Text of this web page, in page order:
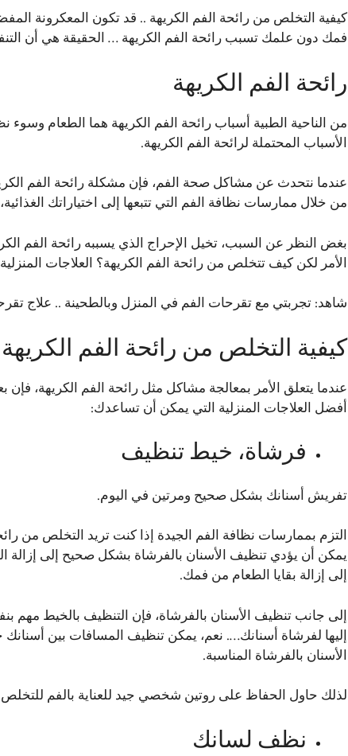
كيفية التخلص من رائحة الفم الكريهة .. قد تكون المعكرونة
فمك دون علمك تسبب رائحة الفم الكريهة … الحقيقة هي أن
رائحة الفم الكريهة
من الناحية الطبية أسباب رائحة الفم الكريهة هما الطعام
الأسباب المحتملة لرائحة الفم الكريهة.
عندما نتحدث عن مشاكل صحة الفم، فإن مشكلة رائحة الفم
من خلال ممارسات نظافة الفم التي تتبعها إلى اختياراتك
بغض النظر عن السبب، تخيل الإحراج الذي يسببه رائحة الفم
الأمر لكن كيف تتخلص من رائحة الفم الكريهة؟ العلاجات
شاهد:تجربتي مع تقرحات الفم في المنزل وبالطحينة .. علاج
كيفية التخلص من رائحة الفم الكريهة
عندما يتعلق الأمر بمعالجة مشاكل مثل رائحة الفم الكريهة،
أفضل العلاجات المنزلية التي يمكن أن تساعدك:
فرشاة، خيط تنظيف
تفريش أسنانك بشكل صحيح ومرتين في اليوم.
التزم بممارسات نظافة الفم الجيدة إذا كنت تريد التخلص من
يمكن أن يؤدي تنظيف الأسنان بالفرشاة بشكل صحيح إلى إزالة
إلى إزالة بقايا الطعام من فمك.
إلى جانب تنظيف الأسنان بالفرشاة، فإن التنظيف بالخيط مهم
إليها لفرشاة أسنانك…. نعم، يمكن تنظيف المسافات بين
الأسنان بالفرشاة المناسبة.
لذلك حاول الحفاظ على روتين شخصي جيد للعناية بالفم
نظف لسانك